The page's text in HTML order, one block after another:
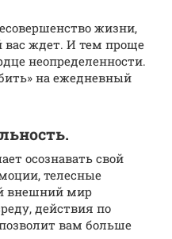
жизни,
вас ждет. И тем проще
неопределенности.
на ежедневный
осознавать свой
телесные
внешний мир
действия по
вам больше